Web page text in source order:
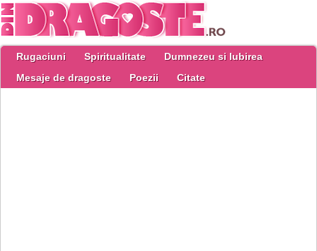
Rugaciuni Spiritualitate
Dumnezeu si Iubirea
Mesaje de dragoste
Poezii Citate